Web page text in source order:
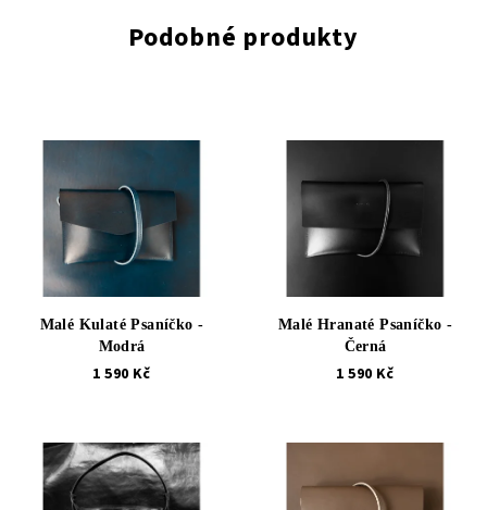
Podobné produkty
Malé Kulaté Psaníčko -
Modrá
1 590 Kč
Malé Hranaté Psaníčko -
Černá
1 590 Kč